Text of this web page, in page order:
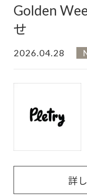
Golden
せ
2026.04.28
詳